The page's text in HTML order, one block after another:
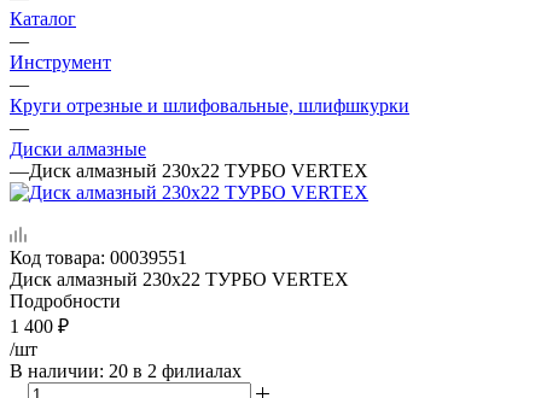
Каталог
—
Инструмент
—
Круги отрезные и шлифовальные, шлифшкурки
—
Диски алмазные
—Диск алмазный 230х22 ТУРБО VERTEX
Код товара: 00039551
Диск алмазный 230х22 ТУРБО VERTEX
Подробности
1 400 ₽
/шт
В наличии: 20 в 2 филиалах